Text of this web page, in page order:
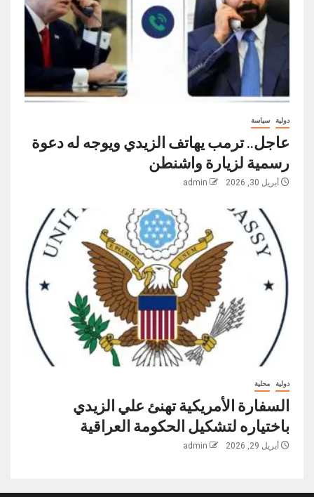
دولية سياسة
عاجل.. ترمب يهاتف الزيدي ويوجه له دعوة
رسمية لزيارة واشنطن
أبريل 30, 2026 admin
دولية محلية
السفارة الأمريكية تهنئ علي الزيدي
باختياره لتشكيل الحكومة العراقية
أبريل 29, 2026 admin